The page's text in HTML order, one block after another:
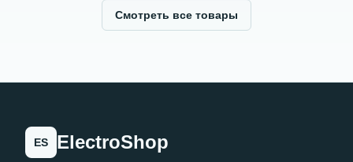
Смотреть все товары
ES ElectroShop